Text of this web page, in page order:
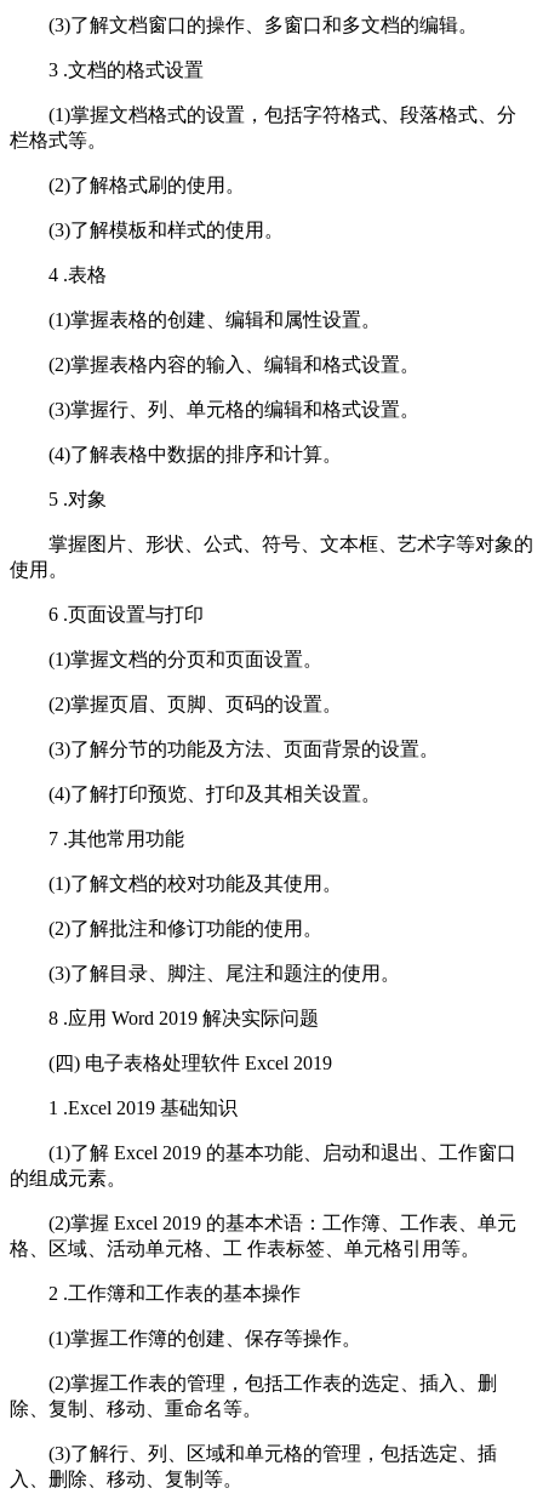
(3)了解文档窗口的操作、多窗口和多文档的编辑。
3 .文档的格式设置
(1)掌握文档格式的设置，包括字符格式、段落格式、分
栏格式等。
(2)了解格式刷的使用。
(3)了解模板和样式的使用。
4 .表格
(1)掌握表格的创建、编辑和属性设置。
(2)掌握表格内容的输入、编辑和格式设置。
(3)掌握行、列、单元格的编辑和格式设置。
(4)了解表格中数据的排序和计算。
5 .对象
掌握图片、形状、公式、符号、文本框、艺术字等对象的
使用。
6 .页面设置与打印
(1)掌握文档的分页和页面设置。
(2)掌握页眉、页脚、页码的设置。
(3)了解分节的功能及方法、页面背景的设置。
(4)了解打印预览、打印及其相关设置。
7 .其他常用功能
(1)了解文档的校对功能及其使用。
(2)了解批注和修订功能的使用。
(3)了解目录、脚注、尾注和题注的使用。
8 .应用 Word 2019 解决实际问题
(四) 电子表格处理软件 Excel 2019
1 .Excel 2019 基础知识
(1)了解 Excel 2019 的基本功能、启动和退出、工作窗口
的组成元素。
(2)掌握 Excel 2019 的基本术语：工作簿、工作表、单元
格、区域、活动单元格、工 作表标签、单元格引用等。
2 .工作簿和工作表的基本操作
(1)掌握工作簿的创建、保存等操作。
(2)掌握工作表的管理，包括工作表的选定、插入、删
除、复制、移动、重命名等。
(3)了解行、列、区域和单元格的管理，包括选定、插
入、删除、移动、复制等。